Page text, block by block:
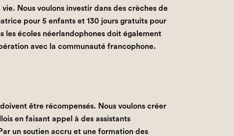
Nous voulons investir dans des crèches de
pour 5 enfants et 130 jours gratuits pour
les écoles néerlandophones doit également
avec la communauté francophone.
être récompensés. Nous voulons créer
en faisant appel à des assistants
un soutien accru et une formation des